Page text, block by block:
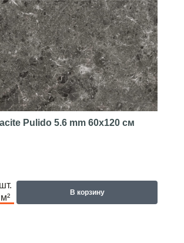
Pulido 5.6 mm 60x120 см
шт.
м²
В корзину